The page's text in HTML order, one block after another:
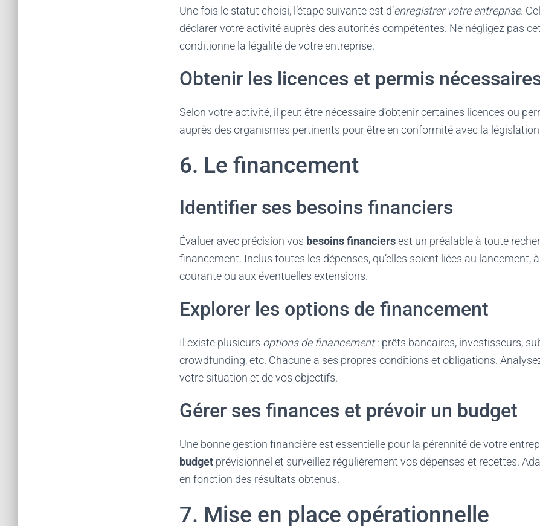
Une fois le statut choisi, l’étape suivante est d’enregistrer votre entreprise.
déclarer votre activité auprès des autorités compétentes. Ne négligez pas
conditionne la légalité de votre entreprise.
Obtenir les licences et permis
Selon votre activité, il peut être nécessaire d’obtenir certaines licences ou
auprès des organismes pertinents pour être en conformité avec la
6. Le financement
Identifier ses besoins financiers
Évaluer avec précision vos besoins financiersest un préalable à toute
financement. Inclus toutes les dépenses, qu’elles soient liées au lancement,
courante ou aux éventuelles extensions.
Explorer les options de financement
Il existe plusieurs options de financement: prêts bancaires, investisseurs,
crowdfunding, etc. Chacune a ses propres conditions et obligations.
votre situation et de vos objectifs.
Gérer ses finances et prévoir un budget
Une bonne gestion financière est essentielle pour la pérennité de votre
budget prévisionnel et surveillez régulièrement vos dépenses et recettes.
en fonction des résultats obtenus.
7. Mise en place opérationnelle